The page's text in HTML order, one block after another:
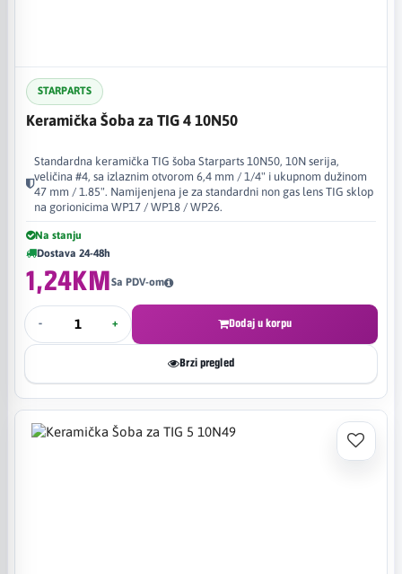
STARPARTS
Keramička Šoba za TIG 4 10N50
Standardna keramička TIG šoba Starparts 10N50, 10N serija,
veličina #4, sa izlaznim otvorom 6,4 mm / 1/4" i ukupnom dužinom
47 mm / 1.85". Namijenjena je za standardni non gas lens TIG sklop
na gorionicima WP17 / WP18 / WP26.
Na stanju
Dostava 24-48h
1,24KMSa PDV-om
- + Dodaj u korpu
Brzi pregled